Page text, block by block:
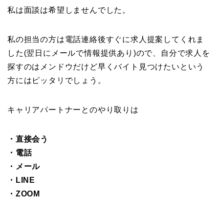
私は面談は希望しませんでした。
私の担当の方は電話連絡後すぐに求人提案してくれま
した(翌日にメールで情報提供あり)ので、自分で求人を
探すのはメンドウだけど早くバイト見つけたいという
方にはピッタリでしょう。
キャリアパートナーとのやり取りは
・直接会う
・電話
・メール
・LINE
・ZOOM